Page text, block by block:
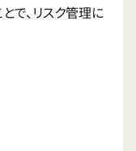
で、リスク管理に